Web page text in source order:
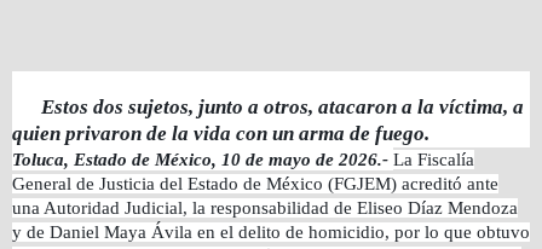
Estos dos sujetos, junto a otros, atacaron a la víctima, a
quien privaron de la vida con un arma de fuego.
Toluca, Estado de México, 10 de mayo de 2026.- La Fiscalía
General de Justicia del Estado de México (FGJEM) acreditó ante
una Autoridad Judicial, la responsabilidad de Eliseo Díaz Mendoza
y de Daniel Maya Ávila en el delito de homicidio, por lo que obtuvo